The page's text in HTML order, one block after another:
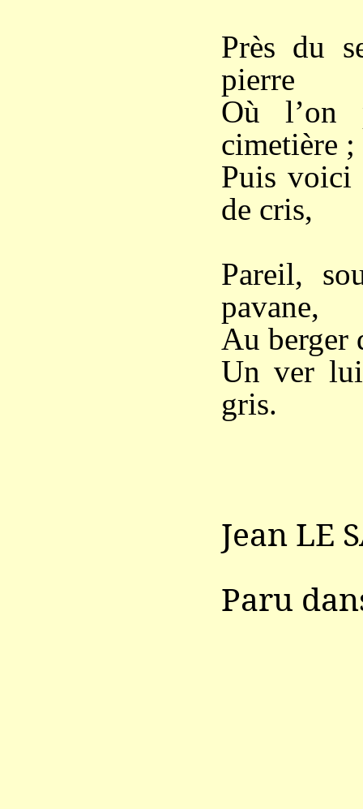
Près du
pierre
Où l’on
cimetière ;
Puis voici
de cris,
Pareil,
pavane,
Au berger
Un ver
gris.
Jean LE
Paru